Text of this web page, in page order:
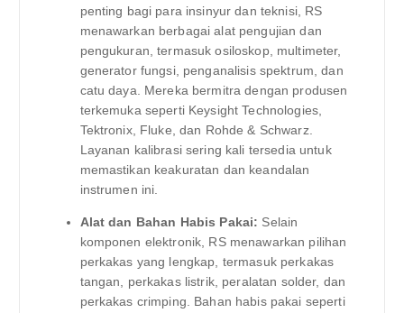
penting bagi para insinyur dan teknisi, RS
menawarkan berbagai alat pengujian dan
pengukuran, termasuk osiloskop, multimeter,
generator fungsi, penganalisis spektrum, dan
catu daya. Mereka bermitra dengan produsen
terkemuka seperti Keysight Technologies,
Tektronix, Fluke, dan Rohde & Schwarz.
Layanan kalibrasi sering kali tersedia untuk
memastikan keakuratan dan keandalan
instrumen ini.
Alat dan Bahan Habis Pakai: Selain
komponen elektronik, RS menawarkan pilihan
perkakas yang lengkap, termasuk perkakas
tangan, perkakas listrik, peralatan solder, dan
perkakas crimping. Bahan habis pakai seperti